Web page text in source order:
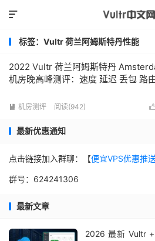

标签：Vultr 荷兰阿姆斯特丹性能
2022 Vultr 荷兰阿姆斯特丹
机房晚高峰测评：速度 延迟 丢包 路
 机房测评 阅读(942)
最新优惠通知
点击链接加入群聊：【便宜VPS优惠推
群号：624241306
最新文章
2026 最新 Vultr